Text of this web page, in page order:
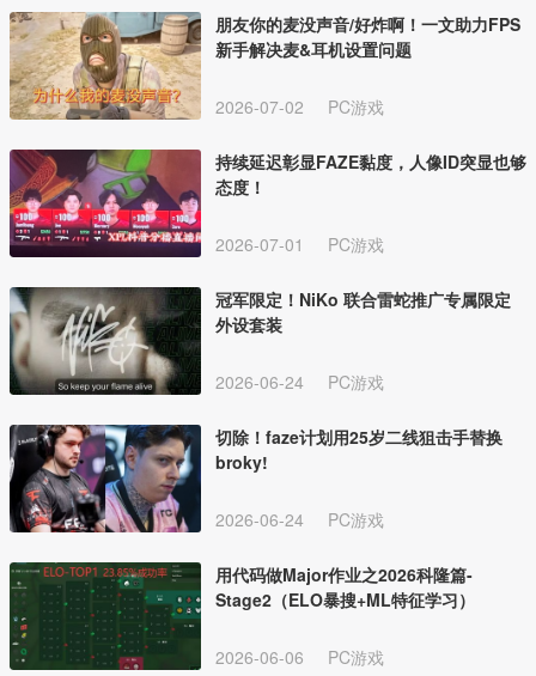
朋友你的麦没声音/好炸啊！一文助力FPS
新手解决麦&耳机设置问题
2026-07-02 PC游戏
持续延迟彰显FAZE黏度，人像ID突显也够
态度！
2026-07-01 PC游戏
冠军限定！NiKo 联合雷蛇推广专属限定
外设套装
2026-06-24 PC游戏
切除！faze计划用25岁二线狙击手替换
broky!
2026-06-24 PC游戏
用代码做Major作业之2026科隆篇-
Stage2（ELO暴搜+ML特征学习）
2026-06-06 PC游戏